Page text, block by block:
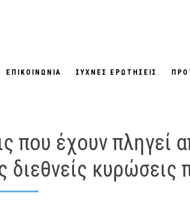
ΕΠΙΚΟΙΝΩΝΙΑ ΣΥΧΝΕΣ ΕΡΩΤΗΣΕΙΣ
που έχουν πληγεί
διεθνείς κυρώσεις